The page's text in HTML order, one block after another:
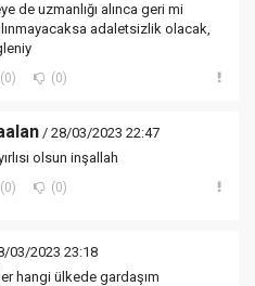
de uzmanlığı alınca geri mi
adaletsizlik olacak,
(0) (0)
/ 28/03/2023 22:47
olsun inşallah
(0) (0)
03/2023 23:18
hangi ülkede gardaşım